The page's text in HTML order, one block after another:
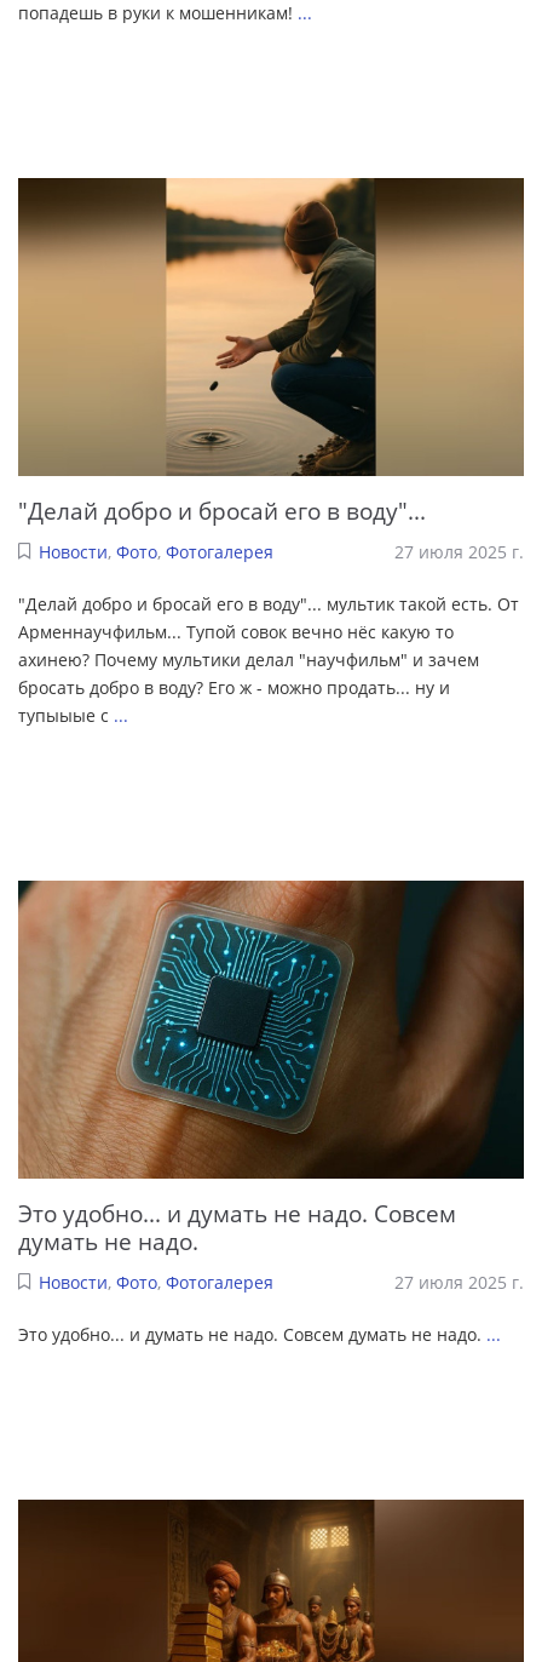
попадешь в руки к мошенникам! ...
"Делай добро и бросай его в воду"...
Новости, Фото, Фотогалерея 27 июля 2025 г.
"Делай добро и бросай его в воду"... мультик такой есть. От
Арменнаучфильм... Тупой совок вечно нёс какую то
ахинею? Почему мультики делал "научфильм" и зачем
бросать добро в воду? Его ж - можно продать... ну и
тупыыые с ...
Это удобно... и думать не надо. Совсем
думать не надо.
Новости, Фото, Фотогалерея 27 июля 2025 г.
Это удобно... и думать не надо. Совсем думать не надо. ...